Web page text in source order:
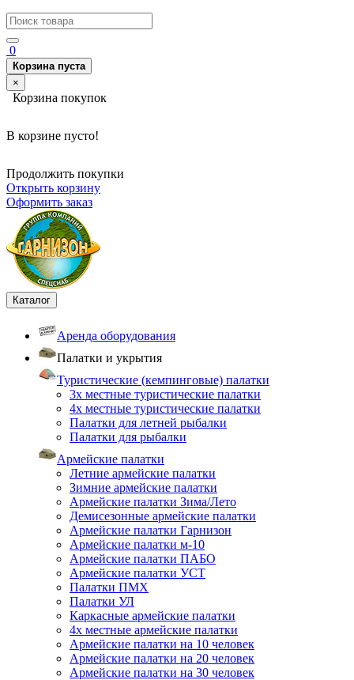
0
Корзина пуста
×
Корзина покупок
В корзине пусто!
Продолжить покупки
Открыть корзину
Оформить заказ
Каталог
Аренда оборудования
Палатки и укрытия
Туристические (кемпинговые) палатки
3х местные туристические палатки
4х местные туристические палатки
Палатки для летней рыбалки
Палатки для рыбалки
Армейские палатки
Летние армейские палатки
Зимние армейские палатки
Армейские палатки Зима/Лето
Демисезонные армейские палатки
Армейские палатки Гарнизон
Армейские палатки м-10
Армейские палатки ПАБО
Армейские палатки УСТ
Палатки ПМХ
Палатки УЛ
Каркасные армейские палатки
4х местные армейские палатки
Армейские палатки на 10 человек
Армейские палатки на 20 человек
Армейские палатки на 30 человек